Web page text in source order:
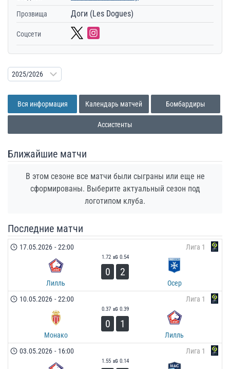
Прозвища Доги (Les Dogues)
Соцсети
Вся информация Календарь матчей Бомбардиры
Ассистенты
Ближайшие матчи
В этом сезоне все матчи были сыграны или еще не
сформированы. Выберите актуальный сезон под
логотипом клуба.
Последние матчи
Лига 1
17.05.2026 - 22:00
Лилль
1.72 xG 0.54
0 2
Осер
Лига 1
10.05.2026 - 22:00
Монако
0.37 xG 0.39
0 1
Лилль
Лига 1
03.05.2026 - 16:00
1.55 xG 0.14